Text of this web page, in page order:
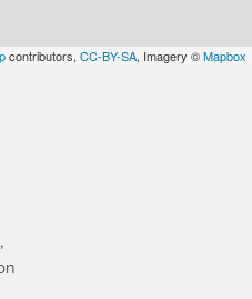
contributors, CC-BY-SA, Imagery ©Mapbox